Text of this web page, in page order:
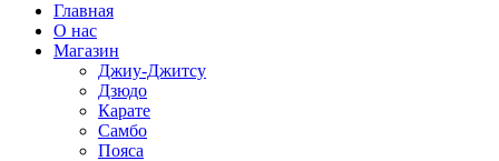
Главная
О нас
Магазин
Джиу-Джитсу
Дзюдо
Карате
Самбо
Пояса